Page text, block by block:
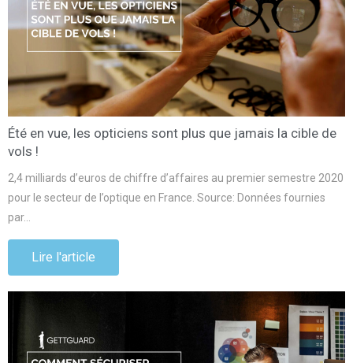
Été en vue, les opticiens sont plus que jamais la cible de
vols !
2,4 milliards d’euros de chiffre d’affaires au premier semestre 2020
pour le secteur de l’optique en France. Source: Données fournies
par…
Lire l'article